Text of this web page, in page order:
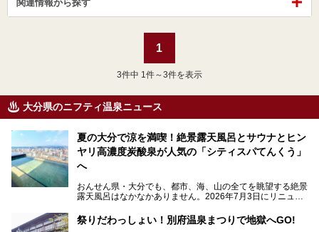
関連情報から探す
1
3件中 1件～3件を表示
大分県のニフティ温泉ニュース
夏の大分で涼を満喫！絶景露天風呂とサウナとヒン
ヤリ高濃度炭酸泉が人気の「シティスパてんくう」
へ
おんせん県・大分でも、都市、海、山の全てを眺望する絶景
露天風呂はなかなかありません。2026年7月3日にリニュー
てんくう(CITY SPA てんくう)」は、なんとJR大分駅直結と
いう利便性の高さ！
祭りだわっしょい！別府温泉まつりで地獄へGO!